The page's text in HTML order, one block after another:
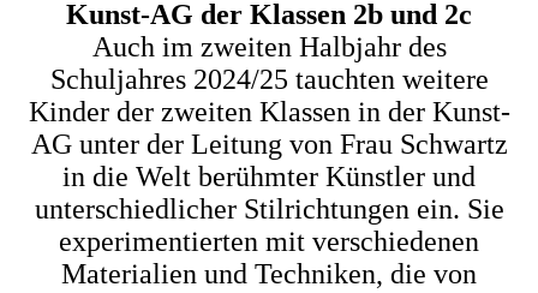
Kunst-AG der Klassen 2b und 2c
Auch im zweiten Halbjahr des
Schuljahres 2024/25 tauchten weitere
Kinder der zweiten Klassen in der Kunst-
AG unter der Leitung von Frau Schwartz
in die Welt berühmter Künstler und
unterschiedlicher Stilrichtungen ein. Sie
experimentierten mit verschiedenen
Materialien und Techniken, die von